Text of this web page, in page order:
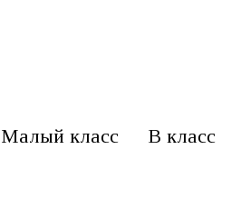
Малый класс B класс